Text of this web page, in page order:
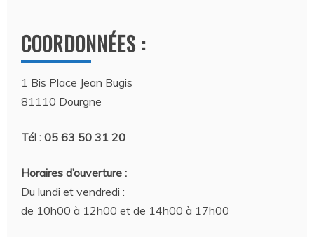
COORDONNÉES :
1 Bis Place Jean Bugis
81110 Dourgne
Tél : 05 63 50 31 20
Horaires d’ouverture :
Du lundi et vendredi :
de 10h00 à 12h00 et de 14h00 à 17h00